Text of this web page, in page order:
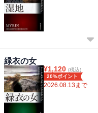
緑衣の女
¥1,120 (税込)
20%ポイント
2026.08.13まで